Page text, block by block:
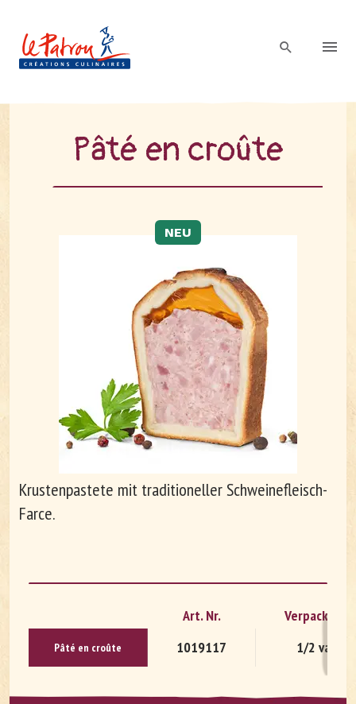
Unternehmen
Arbeiten bei Le Patron
FR
Pâté en croû­te
NEU
Krustenpastete mit traditioneller Schweinefleisch-
Farce.
Art. Nr. Verpackung
Pâté en croû­te 1019117 1/2 vac